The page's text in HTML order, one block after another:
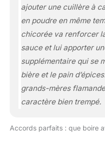
ajouter une cuillère à
en poudre en même
chicorée va renforcer
sauce et lui apporter
supplémentaire qui se
bière et le pain
grands-mères
caractère bien trempé.
Accords parfaits : que boire